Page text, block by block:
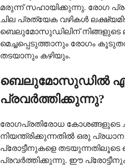
മരുന്ന് സഹായിക്കുന്നു. രോഗ
ചില പ്രത്യേക വഴികൾ
ബെലുമോസുഡിലിന് നിങ്ങളുടെ
മെച്ചപ്പെടുത്താനും രോഗം
തടയാനും കഴിയും.
ബെലുമോസുഡിൽ
പ്രവർത്തിക്കുന്നു?
രോഗപ്രതിരോധ കോശങ്ങളുടെ
നിയന്ത്രിക്കുന്നതിൽ ഒരു പ്രധാന
പ്രോട്ടീനുകളെ
പ്രവർത്തിക്കുന്നു. ഈ